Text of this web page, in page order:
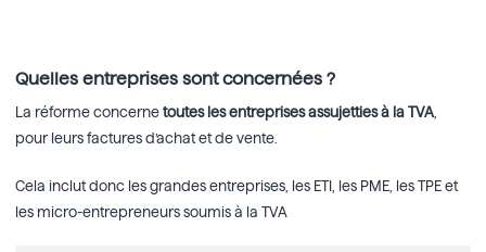
Quelles entreprises sont concernées ?
La réforme concerne toutes les entreprises assujetties à la TVA,
pour leurs factures d’achat et de vente.
Cela inclut donc les grandes entreprises, les ETI, les PME, les TPE et
les micro-entrepreneurs soumis à la TVA